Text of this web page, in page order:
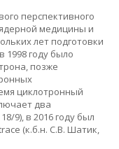
перспективного
медицины и
лет подготовки
1998 году было
позже
циклотронный
два
9), в 2016 году был
(к.б.н. С.В. Шатик,